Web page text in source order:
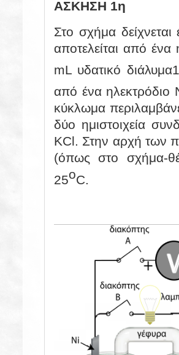
ΑΣΚΗΣΗ 1η
Στο σχήμα δείχνεται
αποτελείται από
mL υδατικό
από ένα ηλεκτρόδιο
κύκλωμα
δύο ημιστοιχεία
KCl. Στην αρχή των
(όπως στο σχήμα-
25oC.